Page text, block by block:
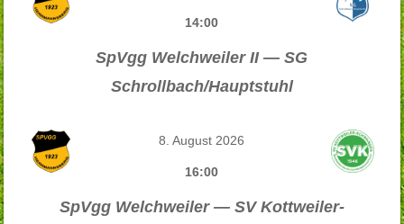
14:00
SpVgg Welchweiler II — SG
Schrollbach/Hauptstuhl
8. August 2026
16:00
SpVgg Welchweiler — SV Kottweiler-